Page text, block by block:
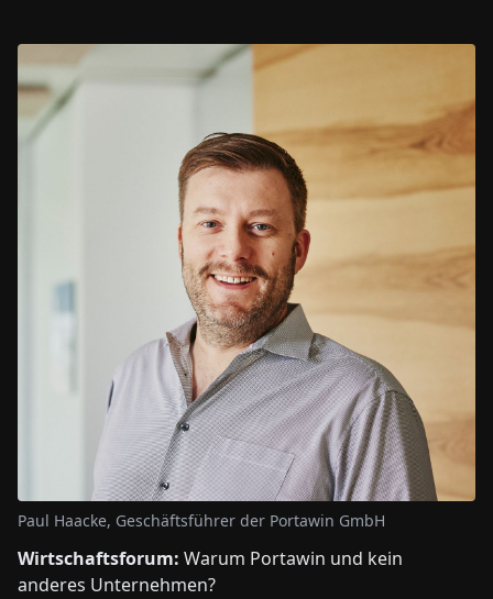
Paul Haacke, Geschäftsführer der Portawin GmbH
Wirtschaftsforum: Warum Portawin und kein
anderes Unternehmen?